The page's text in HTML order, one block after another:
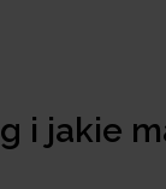
i jakie